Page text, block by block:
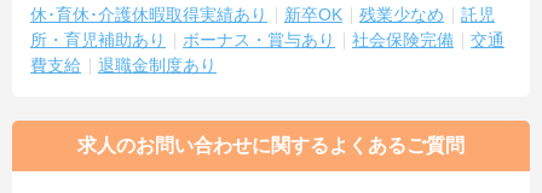
休･育休･介護休暇取得実績あり
新卒OK 残業少なめ
託児
所・育児補助あり
ボーナス・賞与あり 社会保険完備
交通
費支給
退職金制度あり
求人のお問い合わせに関するよくあるご質問